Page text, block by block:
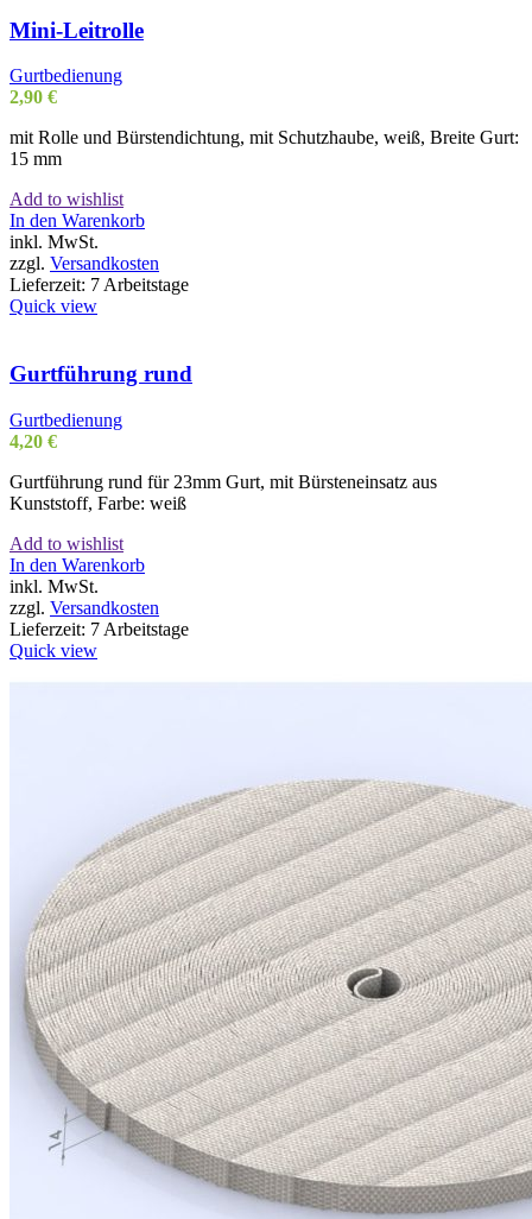
Mini-Leitrolle
Gurtbedienung
2,90 €
mit Rolle und Bürstendichtung, mit Schutzhaube, weiß, Breite Gurt:
15 mm
Add to wishlist
In den Warenkorb
inkl. MwSt.
zzgl. Versandkosten
Lieferzeit: 7 Arbeitstage
Quick view
Gurtführung rund
Gurtbedienung
4,20 €
Gurtführung rund für 23mm Gurt, mit Bürsteneinsatz aus
Kunststoff, Farbe: weiß
Add to wishlist
In den Warenkorb
inkl. MwSt.
zzgl. Versandkosten
Lieferzeit: 7 Arbeitstage
Quick view